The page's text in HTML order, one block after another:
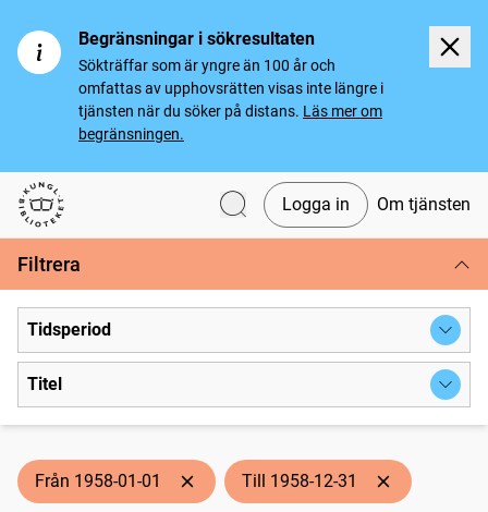
Begränsningar i sökresultaten
Sökträffar som är yngre än 100 år och
omfattas av upphovsrätten visas inte längre i
tjänsten när du söker på distans. Läs mer om
begränsningen.
Svenska tidningar
Logga in Om tjänsten
Filtrera
Tidsperiod
Titel
Från 1958-01-01 Till 1958-12-31